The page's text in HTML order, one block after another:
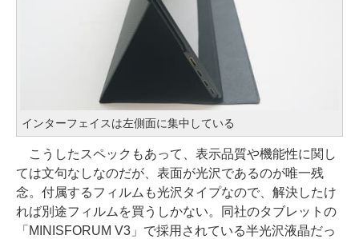
インターフェイスは左側面に集中している
こうしたスペックもあって、表示品質や機能性に関し
ては文句なしなのだが、表面が光沢であるのが唯一残
念。付属するフィルムも光沢タイプなので、解決したけ
れば別途フィルムを買うしかない。同社のタブレットの
「MINISFORUM V3」で採用されている半光沢液晶だっ